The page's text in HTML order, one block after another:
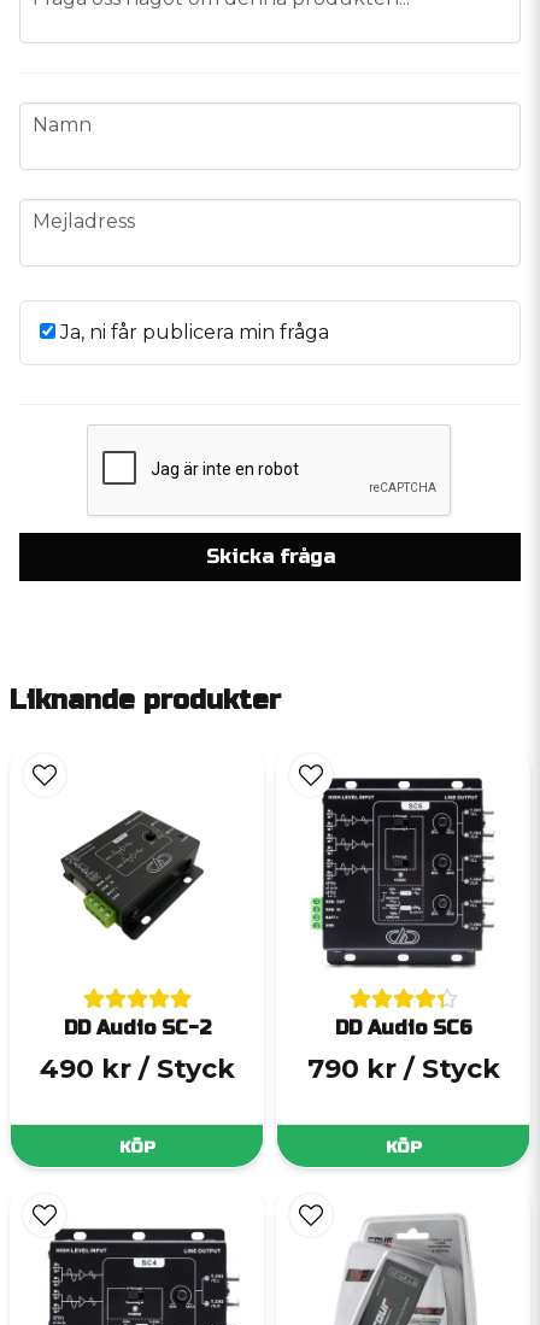
name
Namn
email
Mejladress
Ja, ni får publicera min fråga
Skicka fråga
Liknande produkter
DD Audio SC-2
490 kr / Styck
KÖP
DD Audio SC6
790 kr / Styck
KÖP